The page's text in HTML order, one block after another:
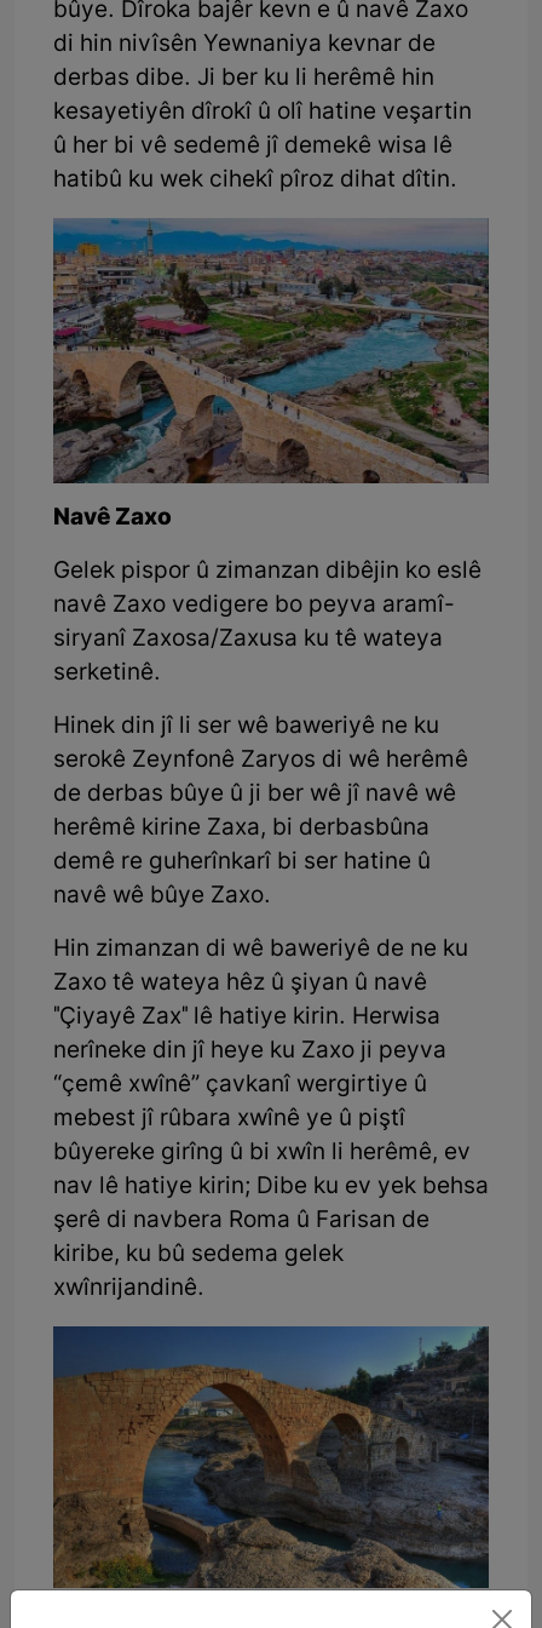
bûye. Dîroka bajêr kevn e û navê Zaxo
di hin nivîsên Yewnaniya kevnar de
derbas dibe. Ji ber ku li herêmê hin
kesayetiyên dîrokî û olî hatine veşartin
û her bi vê sedemê jî demekê wisa lê
hatibû ku wek cihekî pîroz dihat dîtin.
Navê Zaxo
Gelek pispor û zimanzan dibêjin ko eslê
navê Zaxo vedigere bo peyva aramî-
siryanî Zaxosa/Zaxusa ku tê wateya
serketinê.
Hinek din jî li ser wê baweriyê ne ku
serokê Zeynfonê Zaryos di wê herêmê
de derbas bûye û ji ber wê jî navê wê
herêmê kirine Zaxa, bi derbasbûna
demê re guherînkarî bi ser hatine û
navê wê bûye Zaxo.
Hin zimanzan di wê baweriyê de ne ku
Zaxo tê wateya hêz û şiyan û navê
"Çiyayê Zax" lê hatiye kirin. Herwisa
nerîneke din jî heye ku Zaxo ji peyva
“çemê xwînê” çavkanî wergirtiye û
mebest jî rûbara xwînê ye û piştî
bûyereke girîng û bi xwîn li herêmê, ev
nav lê hatiye kirin; Dibe ku ev yek behsa
şerê di navbera Roma û Farisan de
kiribe, ku bû sedema gelek
xwînrijandinê.